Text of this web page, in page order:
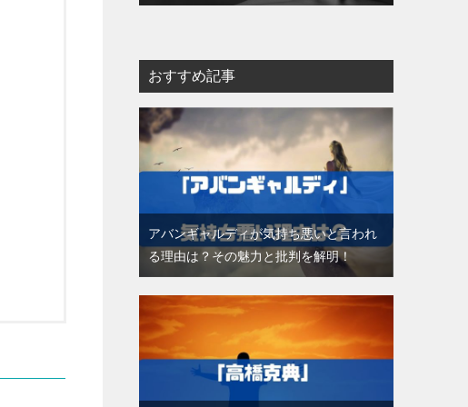
おすすめ記事
アバンギャルディが気持ち悪いと言われ
る理由は？その魅力と批判を解明！